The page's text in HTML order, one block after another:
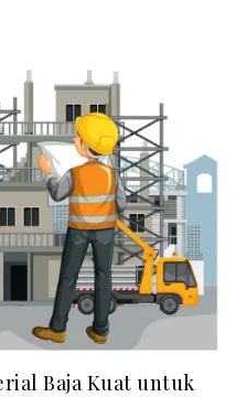
Baja Kuat untuk